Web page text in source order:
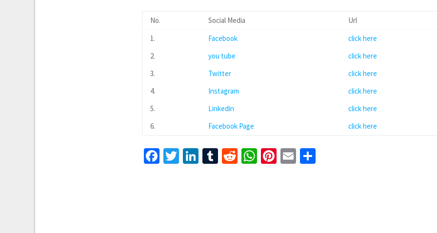
No. Social Media
Url
1.
Facebook
click here
2.
you tube
click here
3.
Twitter
click here
4.
Instagram
click here
5.
Linkedin
click here
6.
Facebook Page click here
Facebook
Twitter
LinkedIn
Tumblr
RedditWhatsApp
Pinterest
Email